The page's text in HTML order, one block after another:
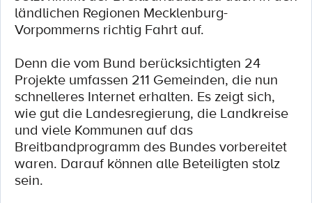
ländlichen Regionen Mecklenburg-
Vorpommerns richtig Fahrt auf.
Denn die vom Bund berücksichtigten 24
Projekte umfassen 211 Gemeinden, die nun
schnelleres Internet erhalten. Es zeigt sich,
wie gut die Landesregierung, die Landkreise
und viele Kommunen auf das
Breitbandprogramm des Bundes vorbereitet
waren. Darauf können alle Beteiligten stolz
sein.